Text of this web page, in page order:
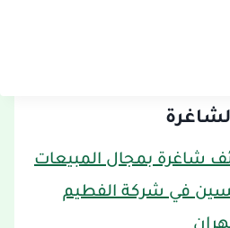
شاغرة بمجال المبيعات
في شركة الفطيم